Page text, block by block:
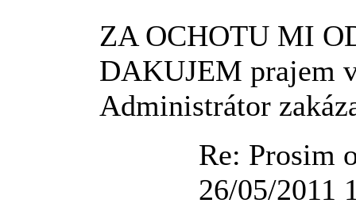
ZA OCHOTU MI
DAKUJEM prajem
Administrátor
Re: Prosim
26/05/2011